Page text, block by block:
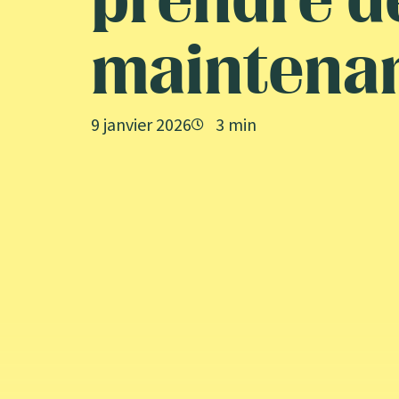
9 janvier 2026